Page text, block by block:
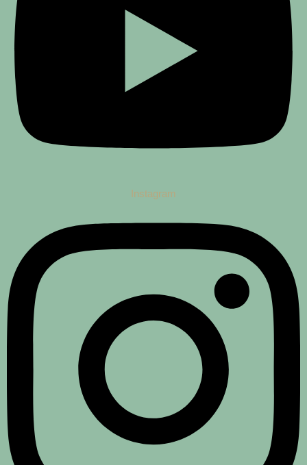
Instagram